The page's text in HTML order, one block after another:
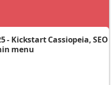
- Kickstart Cassiopeia, SEO
menu